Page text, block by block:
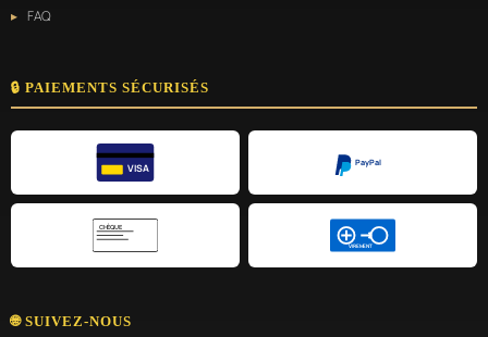
FAQ
🔒 PAIEMENTS SÉCURISÉS
VISA
PayPal
CHÈQUE
VIREMENT
🌐 SUIVEZ-NOUS